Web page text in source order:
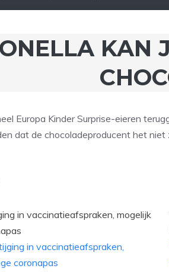
KAN
Europa Kinder Surprise-eieren
dat de chocoladeproducent het
in vaccinatieafspraken, mogelijk